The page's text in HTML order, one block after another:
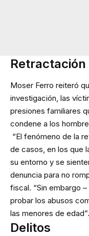
Retractación
Moser Ferro reiteró
investigación, las
presiones familiares
condene a los
“El fenómeno de la
de casos, en los que
su entorno y se
denuncia para no
fiscal. “Sin embargo
probar los abusos
las menores de edad”.
Delitos